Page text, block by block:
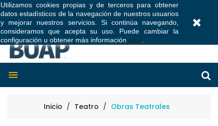
Utilizamos cookies propias y de terceros para obtener
datos estadísticos de la navegación de nuestros usuarios
y mejorar nuestros servicios. Si continúa navegando,
consideramos que acepta su uso. Puede cambiar la
configuración u obtener más información aquí

Inicio Teatro Obras Teatrales